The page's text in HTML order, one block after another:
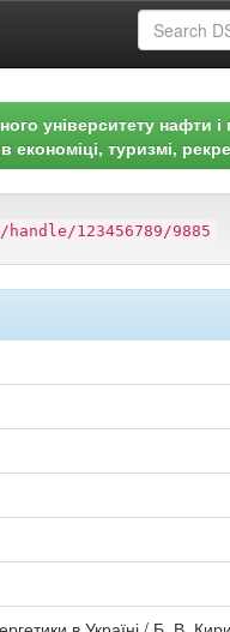
університету нафти і
туризмі,
123456789/9885